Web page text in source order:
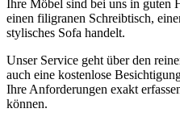
Ihre Möbel sind bei uns in guten
einen filigranen Schreibtisch,
stylisches Sofa handelt.
Unser Service geht über den
auch eine kostenlose
Ihre Anforderungen exakt
können.